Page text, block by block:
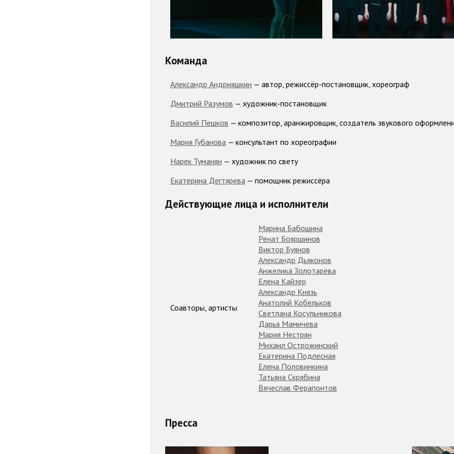
Команда
Александр Андрияшкин — автор, режиссёр-постановщик, хореограф
Дмитрий Разумов — художник-постановщик
Василий Пешков — композитор, аранжировщик, создатель звукового
Мария Губанова — консультант по хореографии
Нарек Туманян — художник по свету
Екатерина Дегтярева — помощник режиссёра
Действующие лица и исполнители
Соавторы, артисты
Марина Бабошина
Ренат Бояршинов
Виктор Буянов
Александр Дьяконов
Анжелика Золотарёва
Елена Кайзер
Александр Князь
Анатолий Кобельков
Светлана Косульникова
Дарья Мамичева
Мария Нестрян
Михаил Острожинский
Екатерина Подлесная
Елена Половинкина
Татьяна Скрябина
Вячеслав Ферапонтов
Пресса